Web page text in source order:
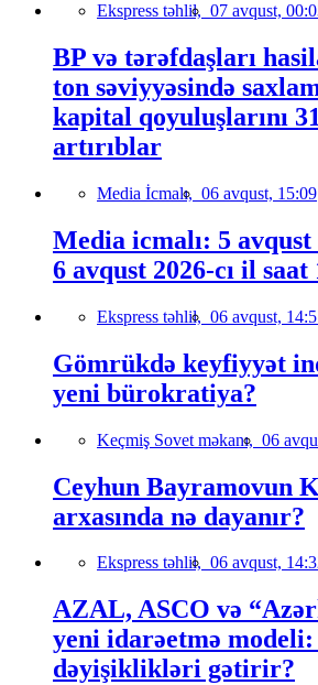
Ekspress təhlil, 07 avqust,
BP və tərəfdaşları
ton səviyyəsində
kapital qoyuluşlarını
artırıblar
Media İcmalı, 06 avqust, 15:09
Media icmalı: 5 avqust
6 avqust 2026-cı il
Ekspress təhlil, 06 avqust,
Gömrükdə keyfiyyət
yeni bürokratiya?
Keçmiş Sovet məkanı, 06
Ceyhun Bayramovun
arxasında nə dayanır?
Ekspress təhlil, 06 avqust,
AZAL, ASCO və
yeni idarəetmə modeli:
dəyişiklikləri gətirir?